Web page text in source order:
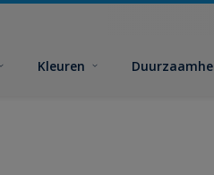
Kleuren